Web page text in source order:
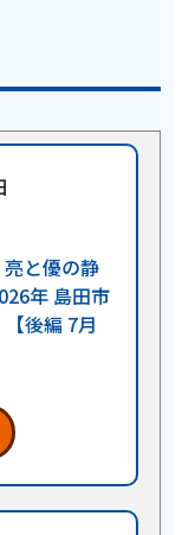
亮と優の静
年 島田市
後編 7月